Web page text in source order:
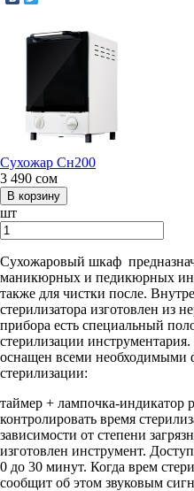
Сухожар Сн200
3 490 сом
шт
Сухожаровый шкаф
маникюрных и педикюрных
также для чистки после.
стерилизатора изготовлен из
прибора есть специальный
стерилизации
оснащен всеми необходимыми
стерилизации:
таймер + лампочка-индикатор
контролировать время
зависимости от степени
изготовлен инструмент.
0 до 30 минут. Когда врем
сообщит об этом звуковым